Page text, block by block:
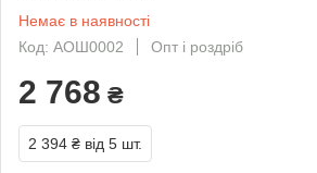
Немає в наявності
Код: АОШ0002
Опт і роздріб
2 768 ₴
2 394 ₴ від 5 шт.